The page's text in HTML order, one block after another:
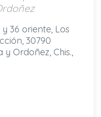
y 36 oriente, Los
30790
Ordoñez, Chis.,